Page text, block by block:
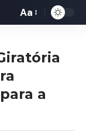
fontes
Aa
a